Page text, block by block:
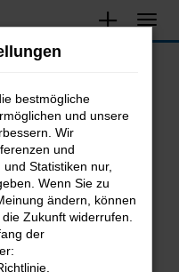
helfen können:
und deine
bestmögliche
und unsere
Wir
und
Statistiken nur,
Wenn Sie zu
ändern, können
Zukunft widerrufen.
der